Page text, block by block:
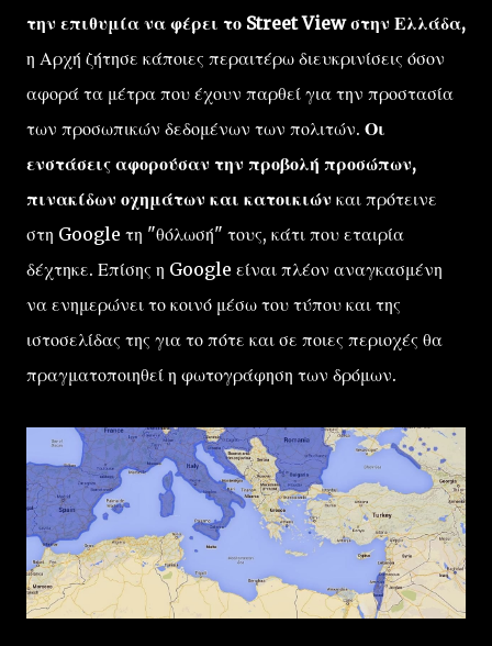
την επιθυμία να φέρει το Street View στην Ελλάδα,
η Αρχή ζήτησε κάποιες περαιτέρω διευκρινίσεις όσον
αφορά τα μέτρα που έχουν παρθεί για την προστασία
των προσωπικών δεδομένων των πολιτών. Οι
ενστάσεις αφορούσαν την προβολή προσώπων,
πινακίδων οχημάτων και κατοικιών και πρότεινε
στη Google τη "θόλωσή" τους, κάτι που εταιρία
δέχτηκε. Επίσης η Google είναι πλέον αναγκασμένη
να ενημερώνει το κοινό μέσω του τύπου και της
ιστοσελίδας της για το πότε και σε ποιες περιοχές θα
πραγματοποιηθεί η φωτογράφηση των δρόμων.